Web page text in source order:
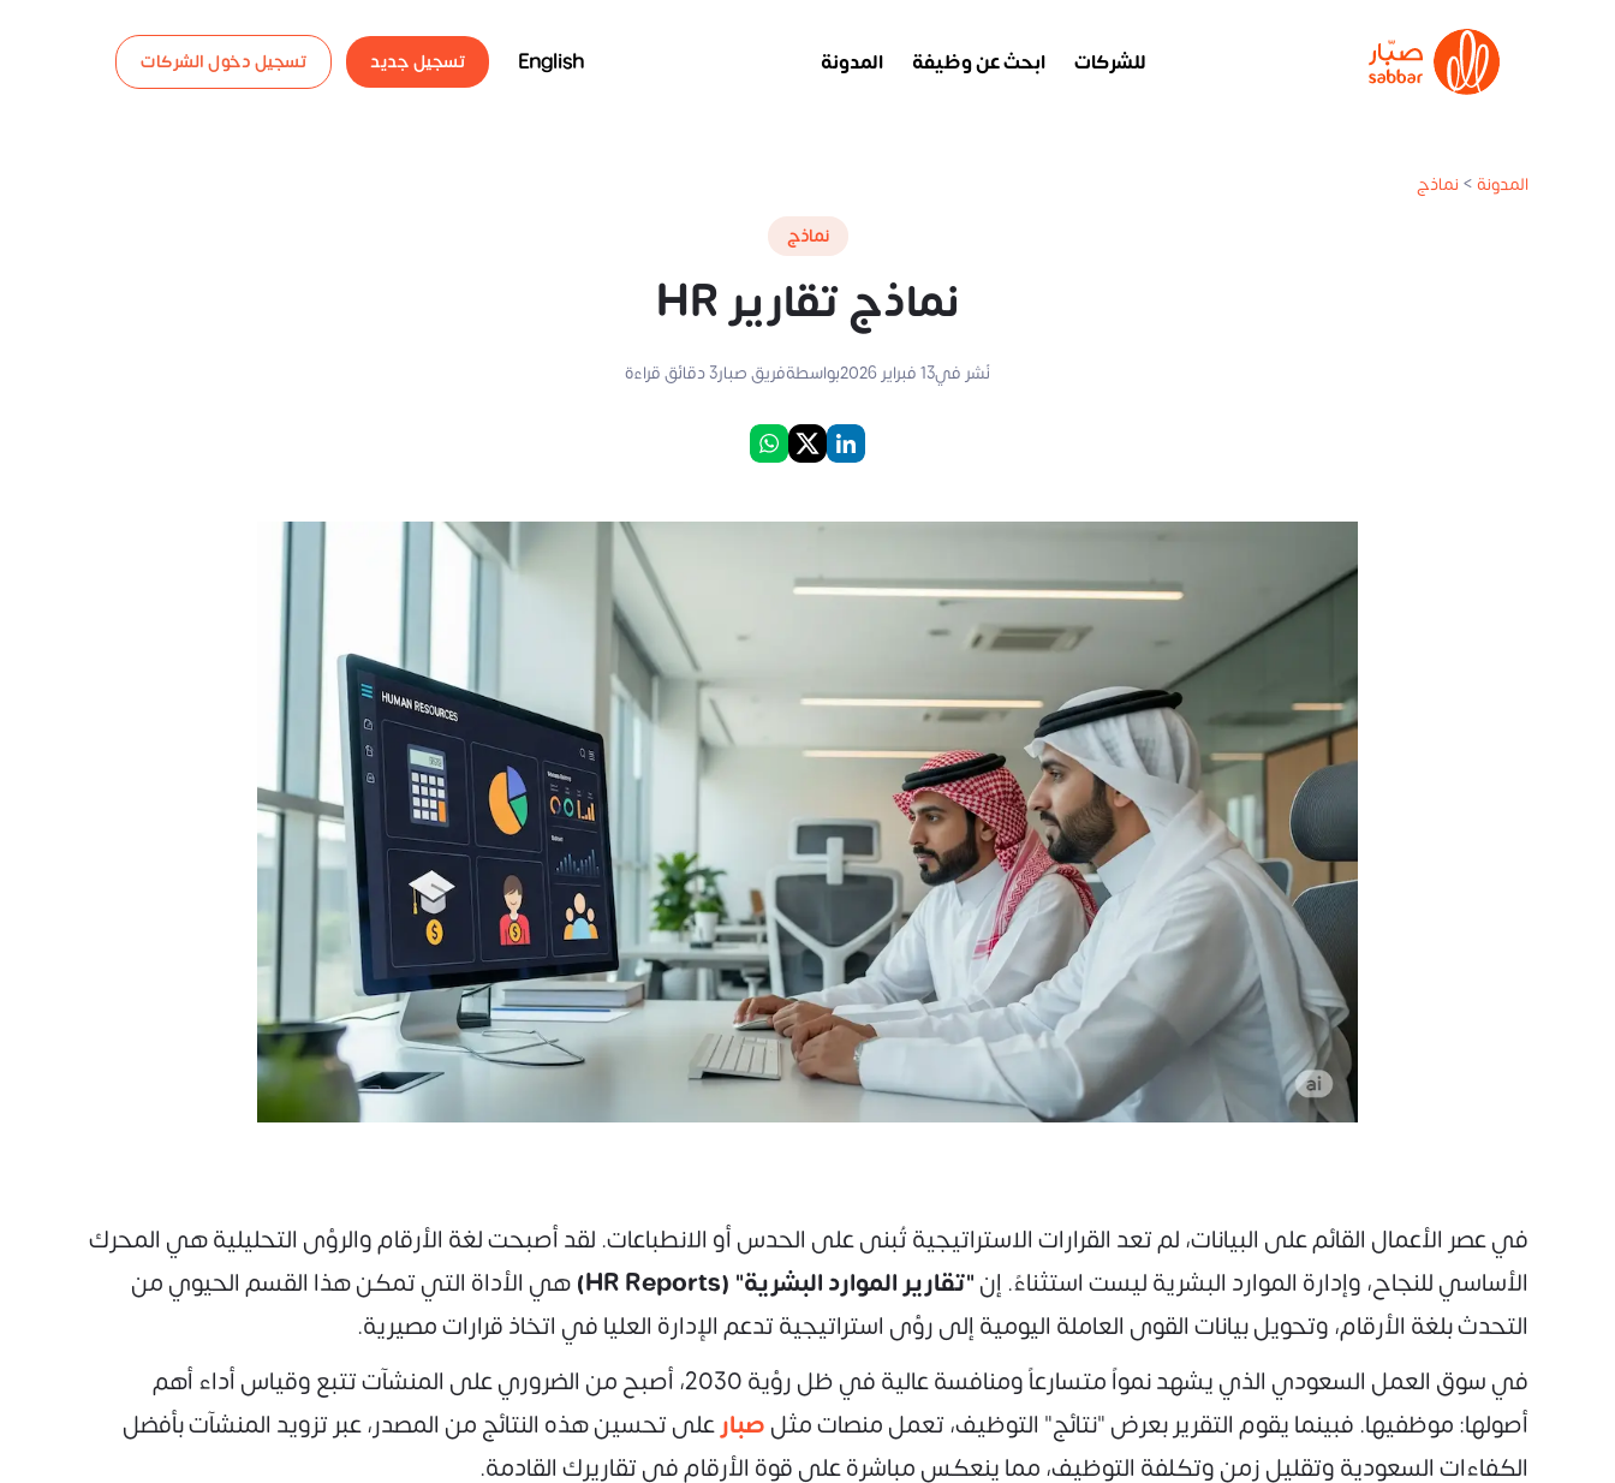
للشركات ابحث عن وظيفة المدونة English تسجيل جديد تسجيل دخول الشركات
المدونة> نماذج
نماذج
نماذج تقارير HR
نُشر في13 فبراير 2026 بواسطةفريق صبار3دقائق قراءة
في عصر الأعمال القائم على البيانات، لم تعد القرارات الاستراتيجية تُبنى على الحدس أو الانطباعات. لقد أصبحت لغة الأرقام والرؤى التحليلية هي المحرك
الأساسي للنجاح، وإدارة الموارد البشرية ليست استثناءً. إن"تقارير الموارد البشرية" (HR Reports)
هي الأداة التي تمكن هذا القسم الحيوي من
التحدث بلغة الأرقام، وتحويل بيانات القوى العاملة اليومية إلى رؤى استراتيجية تدعم الإدارة العليا في اتخاذ قرارات مصيرية.
في سوق العمل السعودي الذي يشهد نمواً متسارعاً ومنافسة عالية في ظل رؤية 2030، أصبح من الضروري على المنشآت تتبع وقياس أداء أهم
أصولها: موظفيها. فبينما يقوم التقرير بعرض "نتائج" التوظيف، تعمل منصات مثلصبارعلى تحسين هذه النتائج من المصدر، عبر تزويد المنشآت بأفضل
الكفاءات السعودية وتقليل زمن وتكلفة التوظيف، مما ينعكس مباشرة على قوة الأرقام في تقاريرك القادمة.